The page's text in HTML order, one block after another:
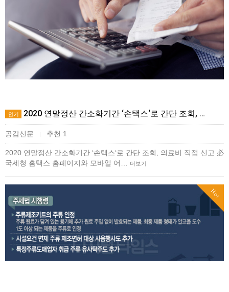
인기 2020 연말정산 간소화기간 ‘손택스‘로 간단 조회, …
공감신문 | 추천 1
2020 연말정산 간소화기간 ‘손택스‘로 간단 조회, 의료비 직접 신고 必
국세청 홈택스 홈페이지와 모바일 어…
더보기
Hot